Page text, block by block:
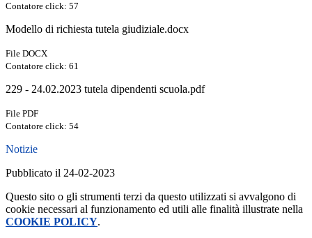
Contatore click: 57
Modello di richiesta tutela giudiziale.docx
File DOCX
Contatore click: 61
229 - 24.02.2023 tutela dipendenti scuola.pdf
File PDF
Contatore click: 54
Notizie
Pubblicato il 24-02-2023
Questo sito o gli strumenti terzi da questo utilizzati si avvalgono di
cookie necessari al funzionamento ed utili alle finalità illustrate nella
COOKIE POLICY.